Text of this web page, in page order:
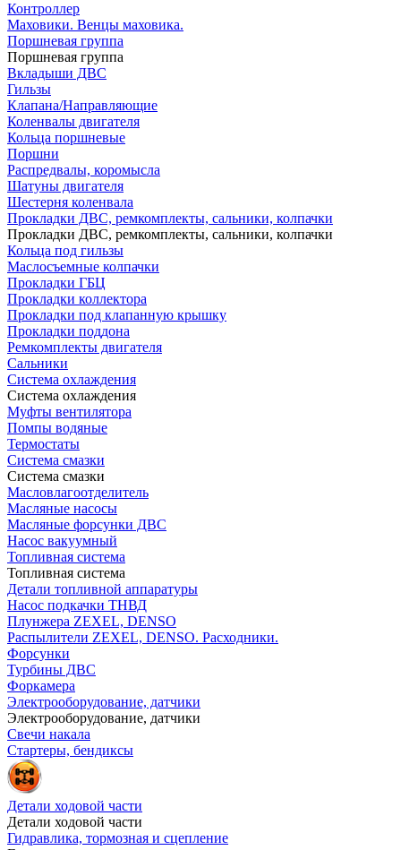
Контроллер
Маховики. Венцы маховика.
Поршневая группа
Поршневая группа
Вкладыши ДВС
Гильзы
Клапана/Направляющие
Коленвалы двигателя
Кольца поршневые
Поршни
Распредвалы, коромысла
Шатуны двигателя
Шестерня коленвала
Прокладки ДВС, ремкомплекты, сальники, колпачки
Прокладки ДВС, ремкомплекты, сальники, колпачки
Кольца под гильзы
Маслосъемные колпачки
Прокладки ГБЦ
Прокладки коллектора
Прокладки под клапанную крышку
Прокладки поддона
Ремкомплекты двигателя
Сальники
Система охлаждения
Система охлаждения
Муфты вентилятора
Помпы водяные
Термостаты
Система смазки
Система смазки
Масловлагоотделитель
Масляные насосы
Масляные форсунки ДВС
Насос вакуумный
Топливная система
Топливная система
Детали топливной аппаратуры
Насос подкачки ТНВД
Плунжера ZEXEL, DENSO
Распылители ZEXEL, DENSO. Расходники.
Форсунки
Турбины ДВС
Форкамера
Электрооборудование, датчики
Электрооборудование, датчики
Свечи накала
Стартеры, бендиксы
Детали ходовой части
Детали ходовой части
Гидравлика, тормозная и сцепление